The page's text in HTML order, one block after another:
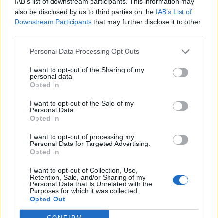
also be disclosed by us to third parties on the IAB’s List of
Downstream Participants that may further disclose it to other
Personal Data Processing Opt Outs
I want to opt-out of the Sharing of my
personal data.
Opted In
I want to opt-out of the Sale of my
Personal Data.
Opted In
I want to opt-out of processing my
Personal Data for Targeted Advertising.
Opted In
I want to opt-out of Collection, Use,
Retention, Sale, and/or Sharing of my
Personal Data that Is Unrelated with the
Purposes for which it was collected.
Opted Out